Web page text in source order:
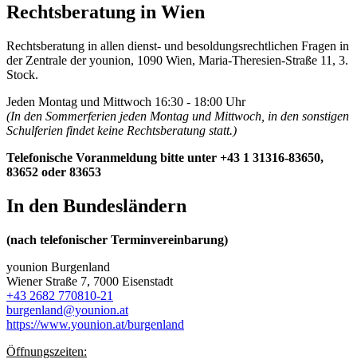
Rechtsberatung in Wien
Rechtsberatung in allen dienst- und besoldungsrechtlichen Fragen in
der Zentrale der younion, 1090 Wien, Maria-Theresien-Straße 11, 3.
Stock.
Jeden Montag und Mittwoch 16:30 - 18:00 Uhr
(In den Sommerferien jeden Montag und Mittwoch, in den sonstigen
Schulferien findet keine Rechtsberatung statt.)
Telefonische Voranmeldung bitte unter +43 1 31316-83650,
83652 oder 83653
In den Bundesländern
(nach telefonischer Terminvereinbarung)
younion Burgenland
Wiener Straße 7, 7000 Eisenstadt
+43 2682 770810-21
burgenland@younion.at
https://www.younion.at/burgenland
Öffnungszeiten: